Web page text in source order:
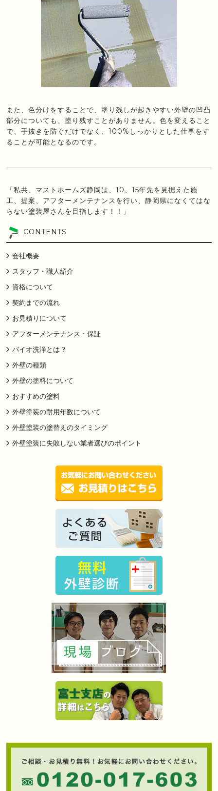
また、色分けをすることで、塗り残しが起きやすい外壁の凹凸
部分についても、塗り残すことがありません。色を変えること
で、手抜きを防ぐだけでなく、100%しっかりとした仕事をす
ることが可能となるのです。
「私共、マストホームズ静岡は、10、15年先を見据えた施
工、提案、アフターメンテナンスを行い、静岡県になくてはな
らない塗装屋さんを目指します！！」
CONTENTS
会社概要
スタッフ・職人紹介
資格について
契約までの流れ
お見積りについて
アフターメンテナンス・保証
バイオ洗浄とは？
外壁の種類
外壁の塗料について
おすすめの塗料
外壁塗装の耐用年数について
外壁塗装の塗替えのタイミング
外壁塗装に失敗しない業者選びのポイント